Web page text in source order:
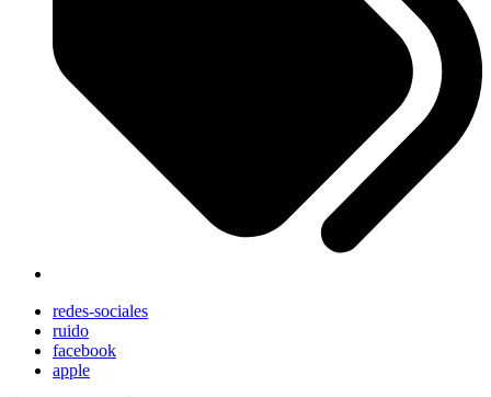
redes-sociales
ruido
facebook
apple